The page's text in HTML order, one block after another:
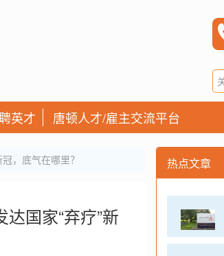
英才 唐顿人才/雇主交流平台
，底气在哪里？
国家“弃疗”新
热点文章